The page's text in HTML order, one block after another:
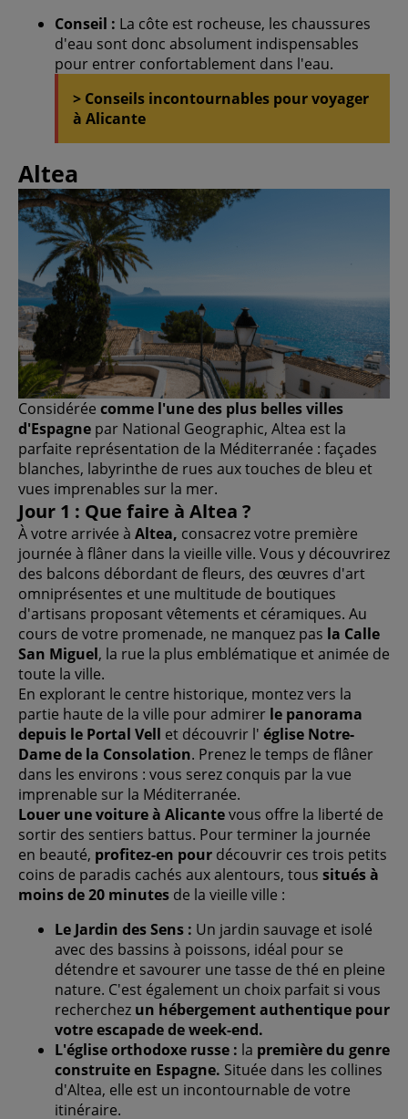
Conseil : La côte est rocheuse, les chaussures
d'eau sont donc absolument indispensables
pour entrer confortablement dans l'eau.
> Conseils incontournables pour voyager
à Alicante
Altea
Considérée comme l'une des plus belles villes
d'Espagne par National Geographic, Altea est la
parfaite représentation de la Méditerranée : façades
blanches, labyrinthe de rues aux touches de bleu et
vues imprenables sur la mer.
Jour 1 : Que faire à Altea ?
À votre arrivée à Altea, consacrez votre première
journée à flâner dans la vieille ville. Vous y découvrirez
des balcons débordant de fleurs, des œuvres d'art
omniprésentes et une multitude de boutiques
d'artisans proposant vêtements et céramiques. Au
cours de votre promenade, ne manquez pas la Calle
San Miguel, la rue la plus emblématique et animée de
toute la ville.
En explorant le centre historique, montez vers la
partie haute de la ville pour admirer le panorama
depuis le Portal Vell et découvrir l' église Notre-
Dame de la Consolation. Prenez le temps de flâner
dans les environs : vous serez conquis par la vue
imprenable sur la Méditerranée.
Louer une voiture à Alicantevous offre la liberté de
sortir des sentiers battus. Pour terminer la journée
en beauté, profitez-en pour découvrir ces trois petits
coins de paradis cachés aux alentours, tous situés à
moins de 20 minutes de la vieille ville :
Le Jardin des Sens : Un jardin sauvage et isolé
avec des bassins à poissons, idéal pour se
détendre et savourer une tasse de thé en pleine
nature. C'est également un choix parfait si vous
recherchez un hébergement authentique pour
votre escapade de week-end.
L'église orthodoxe russe : la première du genre
construite en Espagne. Située dans les collines
d'Altea, elle est un incontournable de votre
itinéraire.